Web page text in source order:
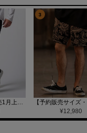
【wjk】【予約販売1月上旬～中旬入荷】function knit easy slacks(jacquard check) ニットイージーパンツ(504 mw08j)
3
¥12,980